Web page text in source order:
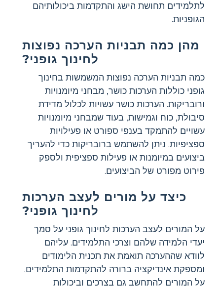
לתלמידים תחושת הישג והתקדמות ביכולותיהם
הגופניות.
מהן כמה תבניות הערכה נפוצות
לחינוך גופני?
כמה תבניות הערכה נפוצות המשמשות בחינוך
גופני כוללות הערכות כושר, מבחני מיומנויות
ורובריקות. הערכות כושר עשויות לכלול מדידת
סיבולת, כוח וגמישות, בעוד שמבחני מיומנויות
עשויים להתמקד בענפי ספורט או פעילויות
ספציפיות. ניתן להשתמש ברובריקות כדי להעריך
ביצועים במיומנות או פעילות ספציפית ולספק
פירוט מפורט של הביצועים.
כיצד על מורים לעצב הערכות
לחינוך גופני?
על המורים לעצב הערכות לחינוך גופני על סמך
יעדי הלמידה שלהם וצרכי התלמידים. עליהם
לוודא שההערכה תואמת את תכנית הלימודים
ומספקת אינדיקציה ברורה להתקדמות התלמידים.
על המורים להתחשב גם בצרכים וביכולות